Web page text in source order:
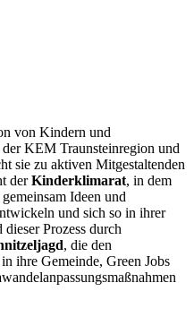
von Kindern und
KEM Traunsteinregion und
sie zu aktiven Mitgestaltenden
derKinderklimarat, in dem
Ideen und
und sich so in ihrer
Prozess durch
, die den
ihre Gemeinde, Green Jobs